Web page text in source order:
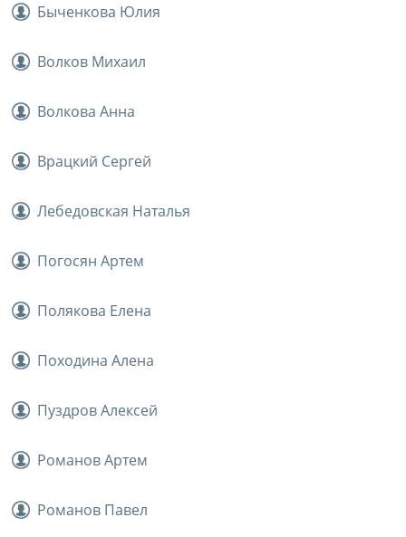
Быченкова Юлия
Волков Михаил
Волкова Анна
Врацкий Сергей
Лебедовская Наталья
Погосян Артем
Полякова Елена
Походина Алена
Пуздров Алексей
Романов Артем
Романов Павел